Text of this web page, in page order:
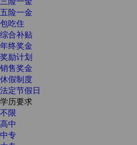
五险一金
包吃住
综合补贴
年终奖金
奖励计划
销售奖金
休假制度
法定节假日
学历要求
不限
高中
中专